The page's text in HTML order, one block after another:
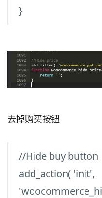
}
去掉购买按钮
//Hide buy button
add_action( 'init',